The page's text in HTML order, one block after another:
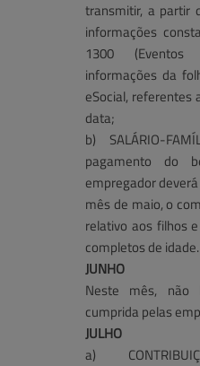
transmitir, a partir
informações
1300 (Eventos
informações da
eSocial, referentes
data;
b) SALÁRIO-
pagamento do
empregador
mês de maio, o
relativo aos filhos
completos de idade.
JUNHO
Neste mês, não
cumprida pelas
JULHO
a)